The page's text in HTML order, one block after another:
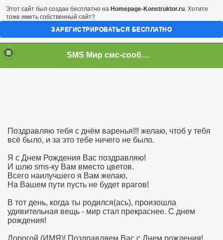
SMS Мир смс-сообщений
Поздравляю тебя с днём варенья!!! желаю, чтоб у тебя
всё было, и за это тебе ничего не было.
Я с Днем Рождения Вас поздравляю!
И шлю sms-ку Вам вместо цветов.
Всего наилучшего я Вам желаю,
На Вашем пути пусть не будет врагов!
В тот день, когда ты родился(ась), произошла
удивительная вещь - мир стал прекраснее. С днем
рождения!
Дорогой (ИМЯ)! Поздравляем Вас с Днем рождения!
Этот сайт был создан бесплатно на Homepage-Konstruktor.ru. Хотите
тоже иметь собственный сайт?
ЗАРЕГИСТРИРОВАТЬСЯ БЕСПЛАТНО